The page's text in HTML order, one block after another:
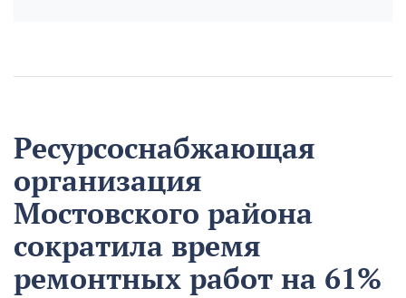
Ресурсоснабжающая
организация
Мостовского района
сократила время
ремонтных работ на 61%